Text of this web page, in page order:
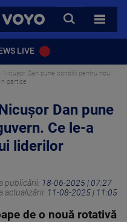
VOYO
CAUTA
TOATE
LIVE
Nicușor Dan pune condiții pentru noul
partide
Dan pune
Ce le-a
liderilor
publicării: 18-06-2025 | 07:27
actualizării: 11-08-2025 | 11:05
de o nouă rotativă